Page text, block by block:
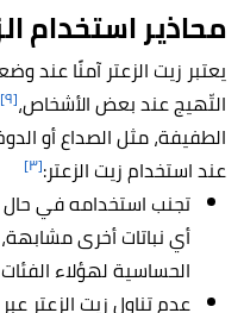
محاذير استخدام
يعتبر زيت الزعتر آمنًا عند
التّهيج عند بعض الأشخاص،[٩]
الطفيفة، مثل الصداع أو
عند استخدام زيت الزعتر:[٣]
تجنب استخدامه في حال
أي نباتات أخرى
الحساسية لهؤلاء
عدم تناول زيت الزعتر